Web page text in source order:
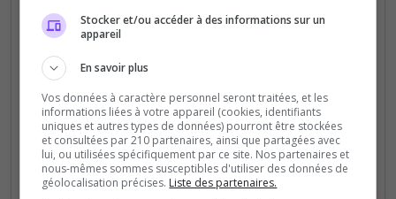
- AI - Armes moddées - Craft avancé -
Groupes/Clans/Territoires.
0
(1)
60 Slots
Stocker et/ou accéder à des informations sur un
appareil
En savoir plus
Vos données à caractère personnel seront traitées, et les
informations liées à votre appareil (cookies, identifiants
uniques et autres types de données) pourront être stockées
et consultées par 210 partenaires, ainsi que partagées avec
lui, ou utilisées spécifiquement par ce site. Nos partenaires et
nous-mêmes sommes susceptibles d'utiliser des données de
géolocalisation précises. Liste des partenaires.